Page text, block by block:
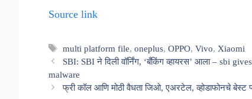
Source link
Tags
multi platform file,oneplus,OPPO,Vivo, Xiaomi
SBI: SBI ने दिली वॉर्निंग, ‘बँकिंग व्हायरस’ आला – sbi
malware
फ्री कॉल आणि मोठी वैधता जिओ, एअरटेल, व्होडाफोनचे बेस्ट